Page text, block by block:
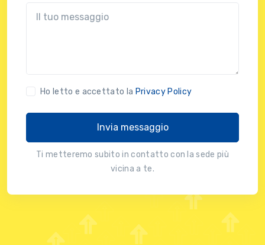
Ho letto e accettato la Privacy Policy
Invia messaggio
Ti metteremo subito in contatto con la sede più
vicina a te.